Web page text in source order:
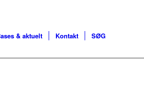
& aktuelt Kontakt SØG